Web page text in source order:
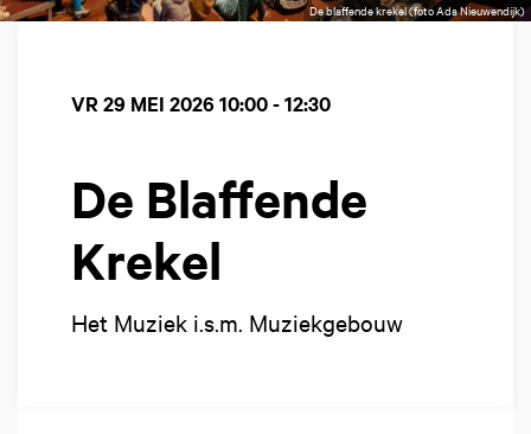
De blaffende krekel (foto Ada Nieuwendijk)
De Blaffende
Krekel
Het Muziek i.s.m. Muziekgebouw
VR 29 MEI 2026 10:00 - 12:30